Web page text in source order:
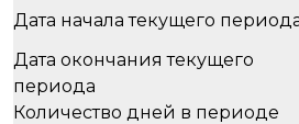
Дата начала текущего
Дата окончания текущего
периода
Количество дней в периоде